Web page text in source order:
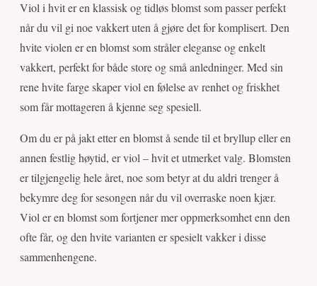
Viol i hvit er en klassisk og tidløs blomst som passer perfekt
når du vil gi noe vakkert uten å gjøre det for komplisert. Den
hvite violen er en blomst som stråler eleganse og enkelt
vakkert, perfekt for både store og små anledninger. Med sin
rene hvite farge skaper viol en følelse av renhet og friskhet
som får mottageren å kjenne seg spesiell.
Om du er på jakt etter en blomst å sende til et bryllup eller en
annen festlig høytid, er viol – hvit et utmerket valg. Blomsten
er tilgjengelig hele året, noe som betyr at du aldri trenger å
bekymre deg for sesongen når du vil overraske noen kjær.
Viol er en blomst som fortjener mer oppmerksomhet enn den
ofte får, og den hvite varianten er spesielt vakker i disse
sammenhengene.